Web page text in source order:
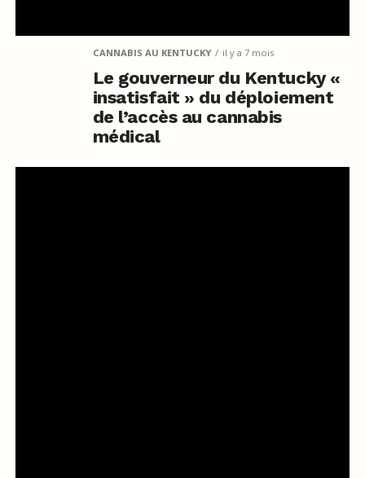
CANNABIS AU KENTUCKY il y a 7 mois
Le gouverneur du Kentucky «
insatisfait » du déploiement
de l’accès au cannabis
médical